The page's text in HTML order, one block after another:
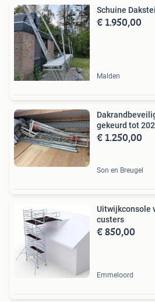
Schuine
€ 1.950,00
Malden
gekeurd tot
€ 1.250,00
Son en Breugel
Uitwijkconsole voor
custers
€ 850,00
Emmeloord